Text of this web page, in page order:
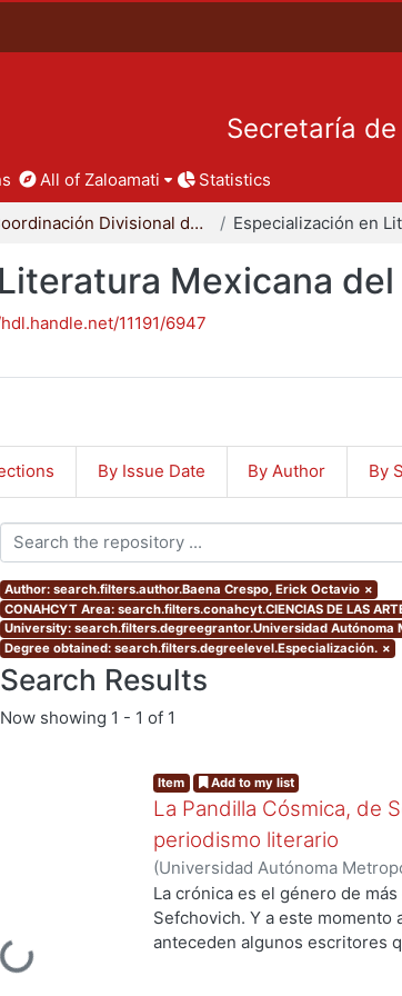
Secretaría
All of Zaloamati Statistics
Coordinación Divisional de Posgrado
Mexicana del
11191/6947
By Issue Date By Author By
Author: search.filters.author.Baena Crespo, Erick Octavio ×
CONAHCYT Area: search.filters.conahcyt.CIENCIAS DE LAS
University: search.filters.degreegrantor.Universidad
Degree obtained: search.filters.degreelevel.Especialización. ×
Search Results
Now showing 1 - 1 of 1
Item Add to my list
La Pandilla Cósmica, de
periodismo literario
(Universidad Autónoma
de Servicios de Información.,
La crónica es el género de
Sefchovich. Y a este
anteceden algunos escritores